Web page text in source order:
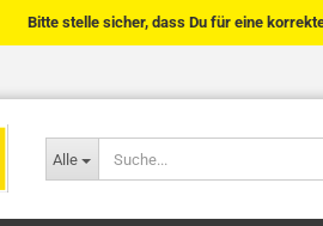
Alle
Bitte stelle sicher, dass Du für eine